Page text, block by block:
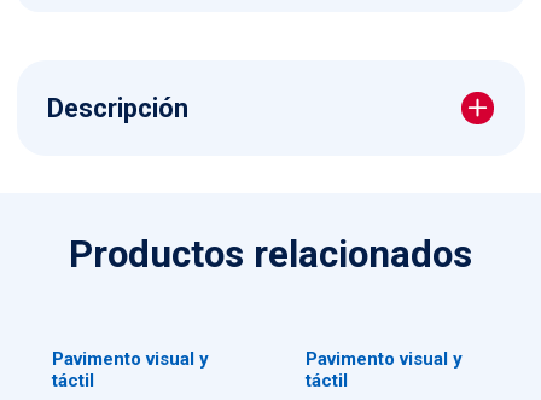
Descripción
Productos relacionados
Pavimento visual y
táctil
Pavimento visual y
táctil